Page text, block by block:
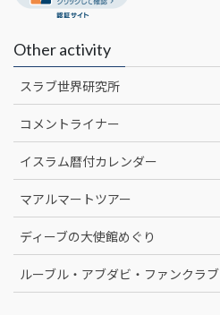
Other activity
スラブ世界研究所
コメントライナー
イスラム暦付カレンダー
マアルマートツアー
ディーブの大使館めぐり
ルーブル・アブダビ・ファンクラブ